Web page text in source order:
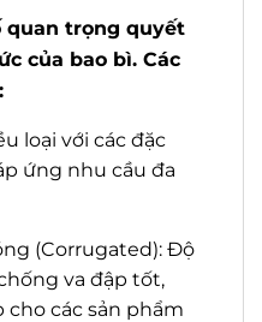
quan trọng quyết
của bao bì. Các
loại với các đặc
ứng nhu cầu đa
(Corrugated): Độ
va đập tốt,
các sản phẩm